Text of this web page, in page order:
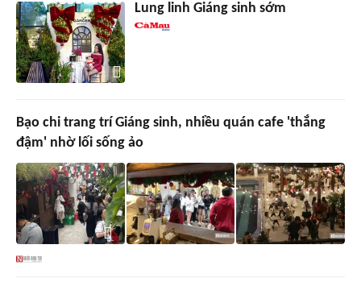
Lung linh Giáng sinh sớm
Bạo chi trang trí Giáng sinh, nhiều quán cafe 'thắng
đậm' nhờ lối sống ảo